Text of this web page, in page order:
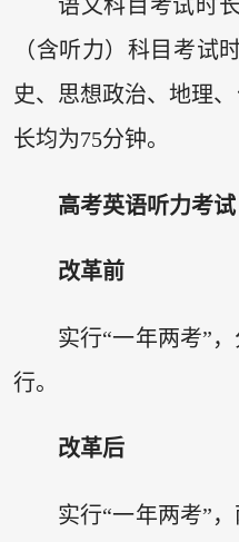
语文科目考试时
（含听力）科目考试
史、思想政治、地理
长均为75分钟。
高考英语听力考试
改革前
实行“一年两考”
行。
改革后
实行“一年两考”